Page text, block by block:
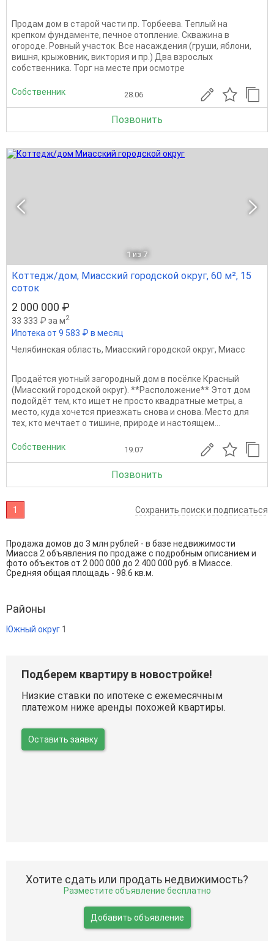
Продам дом в старой части пр. Торбеева. Теплый на
крепком фундаменте, печное отопление. Скважина в
огороде. Ровный участок. Все насаждения (груши, яблони,
вишня, крыжовник, виктория и пр.) Два взрослых
собственника. Торг на месте при осмотре
Собственник 28.06
Позвонить
1 из 7
Коттедж/дом, Миасский городской округ, 60 м², 15
соток
2 000 000 ₽
33 333 ₽ за м2
Ипотека от 9 583 ₽ в месяц
Челябинская область, Миасский городской округ, Миасс
Продаётся уютный загородный дом в посёлке Красный
(Миасский городской округ). **Расположение** Этот дом
подойдёт тем, кто ищет не просто квадратные метры, а
место, куда хочется приезжать снова и снова. Место для
тех, кто мечтает о тишине, природе и настоящем...
Собственник 19.07
Позвонить
1 Сохранить поиск и подписаться
Продажа домов до 3 млн рублей - в базе недвижимости
Миасса 2 объявления по продаже с подробным описанием и
фото объектов от 2 000 000 до 2 400 000 руб. в Миассе.
Средняя общая площадь - 98.6 кв.м.
Районы
Южный округ 1
Подберем квартиру в новостройке!
Низкие ставки по ипотеке с ежемесячным
платежом ниже аренды похожей квартиры.
Оставить заявку
Хотите сдать или продать недвижимость?
Разместите объявление бесплатно
Добавить объявление